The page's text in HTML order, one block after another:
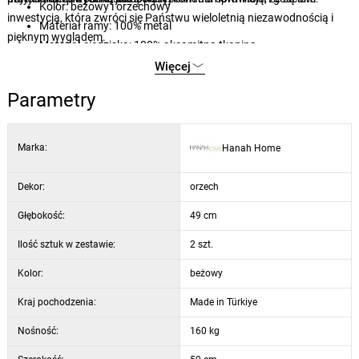
inwestycją, która zwróci się Państwu wieloletnią niezawodnością i
pięknym wyglądem.
Kolor: beżowy i orzechowy
Materiał ramy: 100% metal
Materiał siedziska: 100% aksamitna tkanina
Materiał nóg: drewno grabowe
Więcej
Parametry
Marka: Hanah Home
Dekor: orzech
Głębokość: 49 cm
Ilość sztuk w zestawie: 2 szt.
Kolor: beżowy
Kraj pochodzenia: Made in Türkiye
Nośność: 160 kg